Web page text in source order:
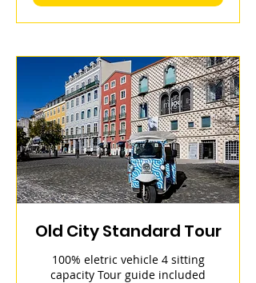
Old City Standard Tour
100% eletric vehicle 4 sitting
capacity Tour guide included